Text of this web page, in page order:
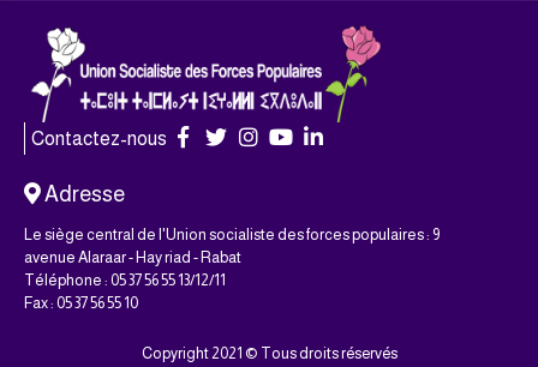
Contactez-nous
Adresse
Le siège central de l'Union socialiste des forces populaires : 9
avenue Alaraar - Hay riad - Rabat
Téléphone : 05 37 56 55 13/12/11
Fax : 05 37 56 55 10
Copyright 2021 © Tous droits réservés